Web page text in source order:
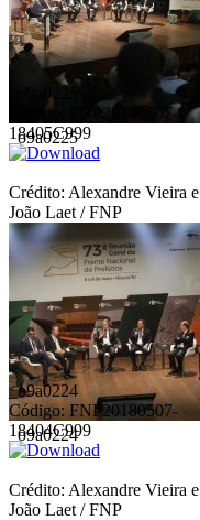
_o9a0225
_o9a0225
Código: FNP20180507-
18405C999
Crédito: Alexandre Vieira e
João Laet / FNP
_o9a0224
_o9a0224
Código: FNP20180507-
18404C999
Crédito: Alexandre Vieira e
João Laet / FNP